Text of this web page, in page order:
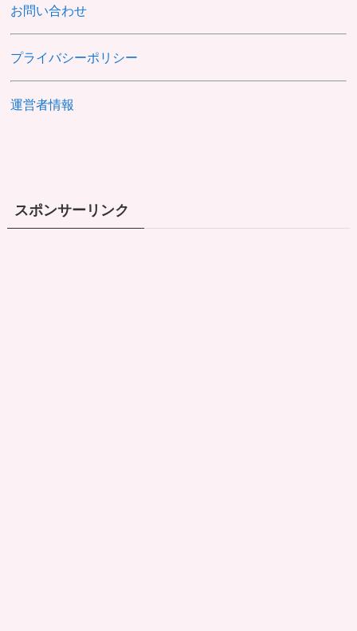
お問い合わせ
プライバシーポリシー
運営者情報
スポンサーリンク